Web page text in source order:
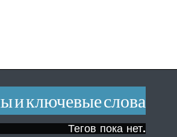
и ключевые слова
Тегов пока нет.